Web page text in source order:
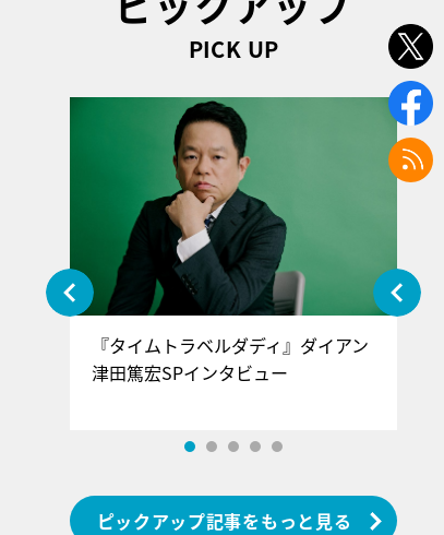
PICK UP
『タイムトラベルダディ』ダイアン
津田篤宏SPインタビュー
ピックアップ記事をもっと見る